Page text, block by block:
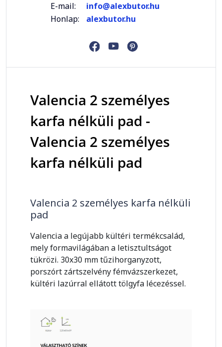
E-mail:
info@alexbutor.hu
Honlap:
alexbutor.hu
Valencia 2 személyes
karfa nélküli pad -
Valencia 2 személyes
karfa nélküli pad
Valencia 2 személyes karfa nélküli
pad
Valencia a legújabb kültéri termékcsalád,
mely formavilágában a letisztultságot
tükrözi. 30x30 mm tűzihorganyzott,
porszórt zártszelvény fémvázszerkezet,
kültéri lazúrral ellátott tölgyfa lécezéssel.